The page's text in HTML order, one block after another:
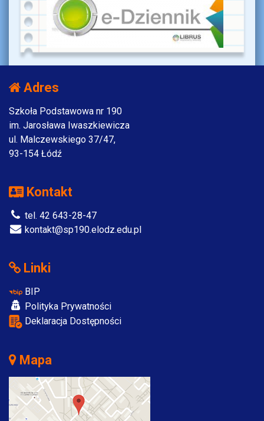
Adres
Szkoła Podstawowa nr 190
im. Jarosława Iwaszkiewicza
ul. Malczewskiego 37/47,
93-154 Łódź
Kontakt
tel. 42 643-28-47
kontakt@sp190.elodz.edu.pl
Linki
BIP
Polityka Prywatności
Deklaracja Dostępności
Mapa